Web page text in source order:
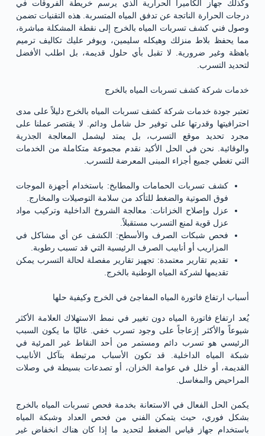
وكذلك جهاز الكاميرا الحرارية الذي يرسم خريطة الفروقات في
درجات الحرارة الناتجة عن تدفق المياه المتسربة. هذه التقنيات تضمن
وصول فني كشف تسربات المياه بالخرج إلى نقطة المشكلة مباشرة،
مما يحفظ بلاط منزلك وهيكله سليمين، ويوفر عليك تكاليف ترميم
باهظة وغير ضرورية. لا تقبل بأي حلول قديمة، بل اطلب الأفضل
لتحديد التسرب.
خدمات شركة كشف تسربات المياه بالخرج
تعتبر جودة خدمات شركة كشف تسربات المياه بالخرج دليلاً على مدى
احترافيتها وقدرتها على توفير حل شامل ودائم. لا يقتصر عملنا على
مجرد تحديد موقع التسرب، بل يمتد ليشمل المعالجة الجذرية
والوقائية. نحن في الحل الأكيد نقدم مجموعة متكاملة من الخدمات
التي تغطي جميع أجزاء المبنى المعرضة للتسرب.
كشف تسربات الحمامات والمطابخ: باستخدام أجهزة الموجات
فوق الصوتية والضغط للتأكد من سلامة التوصيلات والمخارج.
عزل وإصلاح الخزانات: معالجة الشروخ الداخلية وتركيب مواد
عزل قوية لمنع التسرب مستقبلاً.
فحص شبكات الصرف والأسطح: الكشف عن أي مشاكل في
المزاريب أو أنابيب الصرف الرئيسية التي قد تسبب رطوبة.
تقديم تقارير معتمدة: تجهيز تقارير مفصلة لحالة التسرب يمكن
تقديمها لشركة المياه الوطنية بالخرج.
أسباب ارتفاع فاتورة المياه المفاجئ في الخرج وكيفية حلها
يُعد ارتفاع فاتورة المياه دون تغيير في نمط الاستهلاك العلامة الأكثر
شيوعاً والأكثر إزعاجاً على وجود تسرب خفي. غالبًا ما يكون السبب
الرئيسي هو تسرب دائم ومستمر من أحد النقاط غير المرئية في
شبكة المياه الداخلية. قد تكون الأسباب مرتبطة بتآكل الأنابيب
القديمة، أو خلل في عوامة الخزان، أو تصدعات بسيطة في وصلات
المراحيض والمغاسل.
يكمن الحل الفعال في الاستعانة بخدمة فحص تسربات المياه بالخرج
بشكل فوري، حيث يتمكن الفني من فحص العداد وشبكة المياه
باستخدام جهاز قياس الضغط لتحديد ما إذا كان هناك انخفاض غير